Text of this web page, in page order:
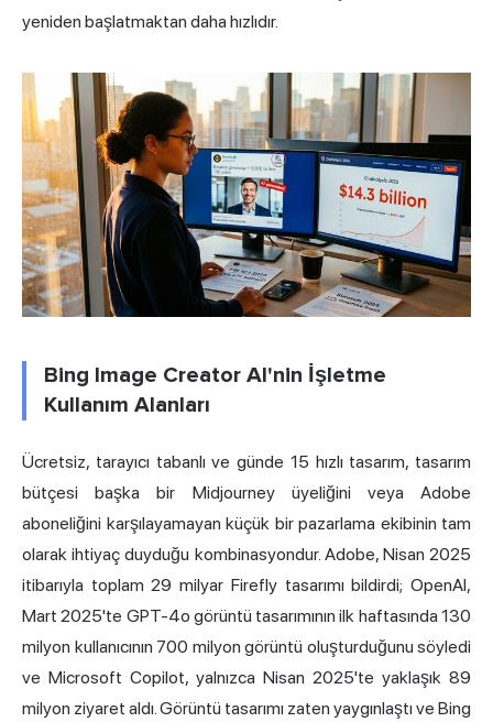
yeniden başlatmaktan daha hızlıdır.
Bing Image Creator AI'nin İşletme
Kullanım Alanları
Ücretsiz, tarayıcı tabanlı ve günde 15 hızlı tasarım, tasarım
bütçesi başka bir Midjourney üyeliğini veya Adobe
aboneliğini karşılayamayan küçük bir pazarlama ekibinin tam
olarak ihtiyaç duyduğu kombinasyondur. Adobe, Nisan 2025
itibarıyla toplam 29 milyar Firefly tasarımı bildirdi; OpenAI,
Mart 2025'te GPT-4o görüntü tasarımının ilk haftasında 130
milyon kullanıcının 700 milyon görüntü oluşturduğunu söyledi
ve Microsoft Copilot, yalnızca Nisan 2025'te yaklaşık 89
milyon ziyaret aldı. Görüntü tasarımı zaten yaygınlaştı ve Bing